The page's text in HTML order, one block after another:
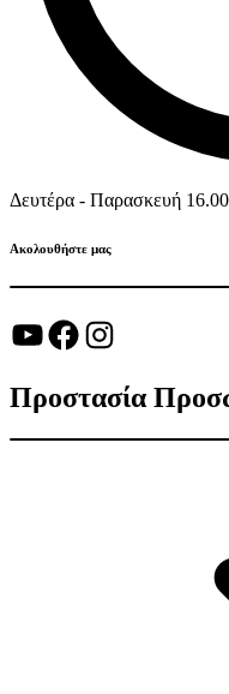
Δευτέρα - Παρασκευή
Ακολουθήστε μας
YouTube
Facebook
Instagram
Προστασία